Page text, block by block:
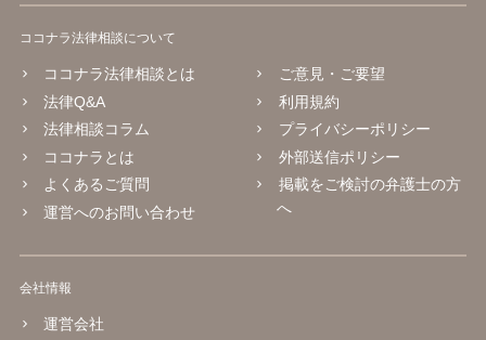
ココナラ法律相談について
ココナラ法律相談とは
法律Q&A
法律相談コラム
ココナラとは
よくあるご質問
運営へのお問い合わせ
ご意見・ご要望
利用規約
プライバシーポリシー
外部送信ポリシー
掲載をご検討の弁護士の方
へ
会社情報
運営会社